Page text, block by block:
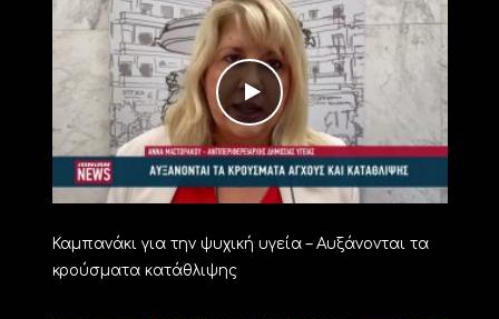
Καμπανάκι για την ψυχική υγεία – Αυξάνονται τα
κρούσματα κατάθλιψης